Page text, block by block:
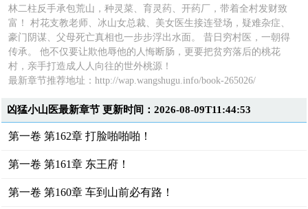
林二柱反手承包荒山，种灵菜、育灵药、开药厂，带着全村发财致
富！ 村花支教老师、冰山女总裁、美女医生接连登场，疑难杂症、
豪门阴谋、父母死亡真相也一步步浮出水面。 昔日穷村医，一朝得
传承。 他不仅要让欺他辱他的人悔断肠，更要把贫穷落后的桃花
村，亲手打造成人人向往的世外桃源！
最新章节推荐地址：http://wap.wangshugu.info/book-265026/
凶猛小山医最新章节 更新时间：2026-08-09T11:44:53
第一卷 第162章 打脸啪啪啪！
第一卷 第161章 东王府！
第一卷 第160章 车到山前必有路！